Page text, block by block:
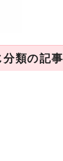
類の記事